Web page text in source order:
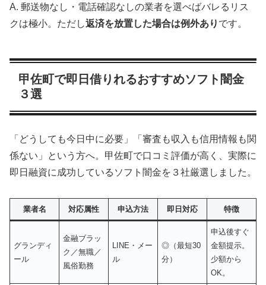
A. 郵送物なし・電話確認なしの業者を選べばバレるリス
クは極小。ただし返済を放置した場合は例外あり です。
甲佐町で即日借りれるおすすめソフト闇金
３選
「どうしても今日中に必要」「審査も収入も信用情報も関
係ない」という方へ。甲佐町で口コミ評価が高く、実際に
即日融資に成功しているソフト闇金を３社厳選しました。
業者名 対応属性 申込方法 即日対応 特徴
グランディ
ール
金融ブラッ
ク／無職／
風俗勤務
LINE・メー
ル
◎（最短30
分）
申込後すぐ
金額提示。
少額から
OK。